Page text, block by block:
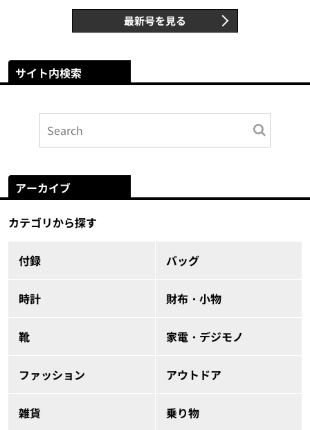
最新号を見る
サイト内検索
アーカイブ
カテゴリから探す
付録 バッグ
時計 財布・小物
靴 家電・デジモノ
ファッション アウトドア
雑貨 乗り物